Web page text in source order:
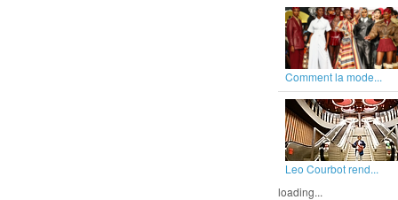
Comment la mode...
Leo Courbot rend...
loading...